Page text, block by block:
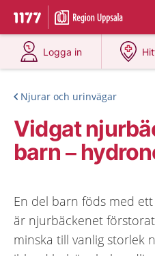
Till startsidan för 1177
Du har valt region
Logga in
på 1177.se
Njurar och urinvägar
Vidgat
barn –
En del barn föds med
är njurbäckenet
minska till vanlig storlek